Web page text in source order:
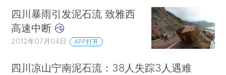
四川暴雨引发泥石流 致雅西
高速中断
2012年07月04日 APP打开
四川凉山宁南泥石流：38人失踪3人遇难